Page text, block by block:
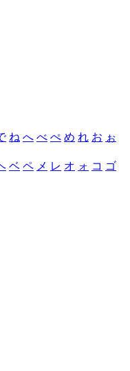
ね へ べ ぺ め れ お ぉ
ベ ペ メ レ オ ォ コ ゴ